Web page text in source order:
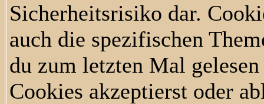
Sicherheitsrisiko dar.
auch die spezifischen
du zum letzten Mal
Cookies akzeptierst oder